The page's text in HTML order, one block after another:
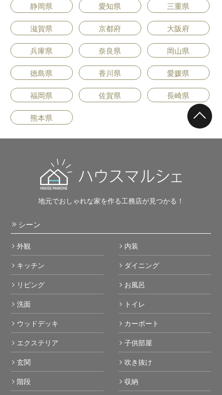
静岡県 愛知県 三重県
滋賀県 京都府 大阪府
兵庫県 奈良県 岡山県
徳島県 香川県 愛媛県
福岡県 佐賀県 長崎県
熊本県
地元でおしゃれな家を作る工務店が見つかる！
シーン
外観
内装
キッチン
ダイニング
リビング
お風呂
洗面
トイレ
ウッドデッキ
カーポート
エクステリア
子供部屋
玄関
吹き抜け
階段
収納